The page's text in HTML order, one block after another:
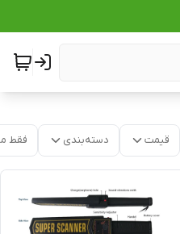
قیمت دسته‌بندی فقط